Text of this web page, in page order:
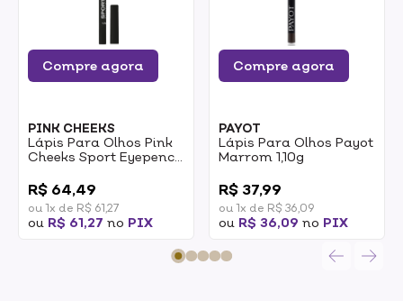
Compre agora
PINK CHEEKS
Lápis Para Olhos Pink
Cheeks Sport Eyepencil
R$ 64,49
ou 1x de R$ 61,27
ou R$ 61,27 no PIX
Compre agora
PAYOT
Lápis Para Olhos Payot
Marrom 1,10g
R$ 37,99
ou 1x de R$ 36,09
ou R$ 36,09 no PIX